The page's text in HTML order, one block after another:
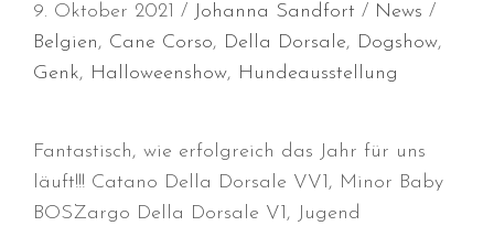
Blog
9. Oktober 2021 Johanna Sandfort
News
Belgien, Cane Corso, Della Dorsale, Dogshow,
Genk, Halloweenshow, Hundeausstellung
Fantastisch, wie erfolgreich das Jahr für uns
läuft!!! Catano Della Dorsale VV1, Minor Baby
BOSZargo Della Dorsale V1, Jugend